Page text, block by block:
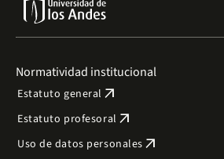
Normatividad institucional
Estatuto general arrow_outward
Estatuto profesoral arrow_outward
Uso de datos personales arrow_outward